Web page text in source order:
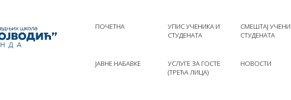
ПОЧЕТНА
УПИС УЧЕНИКА И
СТУДЕНАТА
СМЕШТАЈ
СТУДЕНАТА
ЈАВНЕ НАБАВКЕ
УСЛУГЕ ЗА ГОСТЕ
(ТРЕЋА ЛИЦА)
НОВОСТИ